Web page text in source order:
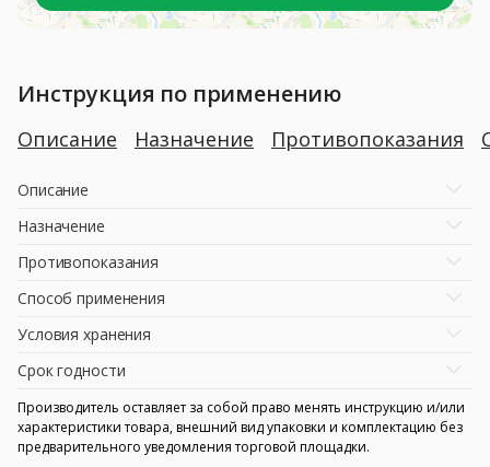
Инструкция по применению
Описание Назначение Противопоказания
Описание
Назначение
Противопоказания
Способ применения
Условия хранения
Срок годности
Производитель оставляет за собой право менять инструкцию и/или
характеристики товара, внешний вид упаковки и комплектацию без
предварительного уведомления торговой площадки.